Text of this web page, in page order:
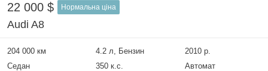
22 000 $ Нормальна ціна
Audi A8
204 000 км 4.2 л, Бензин
2010 р.
Седан
350 к.с.
Автомат